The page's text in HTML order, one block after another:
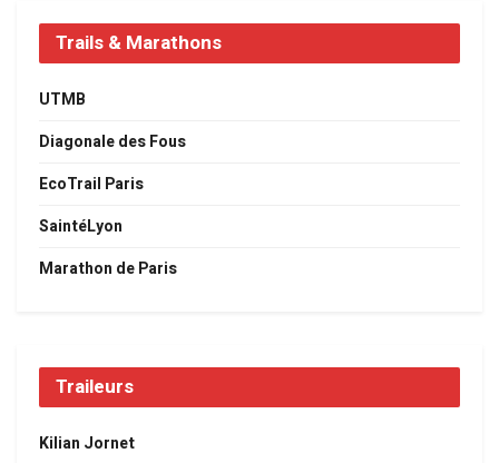
Trails & Marathons
UTMB
Diagonale des Fous
EcoTrail Paris
SaintéLyon
Marathon de Paris
Traileurs
Kilian Jornet